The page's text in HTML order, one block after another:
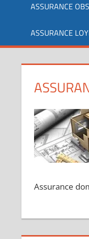
ASSURANCE
ASSURANCE
Assurance